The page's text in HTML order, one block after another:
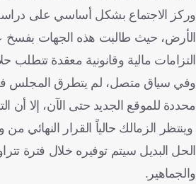
وركز الاجتماع بشكل أساسي على دراسة
الأرض، حيث طالبت هذه الجهات بفسخ
التزامات مالية وقانونية معقدة تتطلب
وفي سياق متصل، لم يتطرق المجلس
محددة للموقع الجديد حتى الآن، إلا أن
وينتظر الزمالك حالياً القرار
الحل البديل سيتم توفيره خلال فترة
والجماهير.